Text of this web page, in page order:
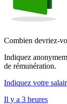
Combien devriez-
Indiquez
de rémunération.
Indiquez votre
Il y a 3 heures